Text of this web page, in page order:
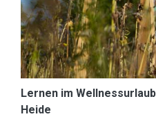
Lernen im
Heide